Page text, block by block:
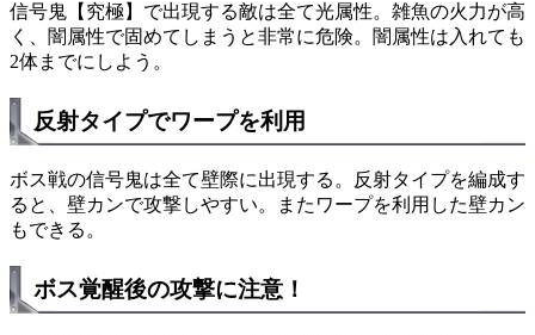
信号鬼【究極】で出現する敵は全て光属性。雑魚の火力が高
く、闇属性で固めてしまうと非常に危険。闇属性は入れても
2体までにしよう。
反射タイプでワープを利用
ボス戦の信号鬼は全て壁際に出現する。反射タイプを編成す
ると、壁カンで攻撃しやすい。またワープを利用した壁カン
もできる。
ボス覚醒後の攻撃に注意！